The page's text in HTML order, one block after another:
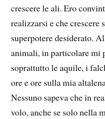
crescere le ali. Ero
realizzarsi e che crescere
superpotere desiderato.
animali, in particolare mi
soprattutto le aquile, i
ore e ore sulla mia
Nessuno sapeva che in
volo, anche se solo nella